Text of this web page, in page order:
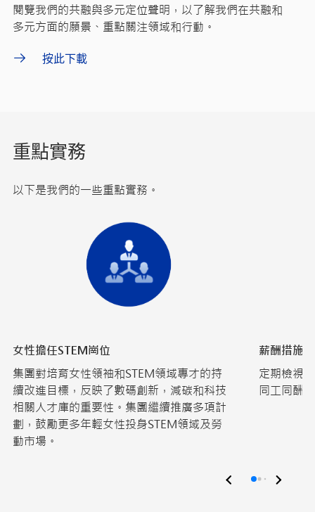
閱覽我們的共融與多元定位聲明，以了解我們在共融和
多元方面的願景、重點關注領域和行動。
按此下載
重點實務
以下是我們的一些重點實務。
女性擔任STEM崗位
集團對培育女性領袖和STEM領域專才的持
續改進目標，反映了數碼創新，減碳和科技
相關人才庫的重要性。集團繼續推廣多項計
劃，鼓勵更多年輕女性投身STEM領域及勞
動市場。
薪酬措施
定期檢視
同工同酬。